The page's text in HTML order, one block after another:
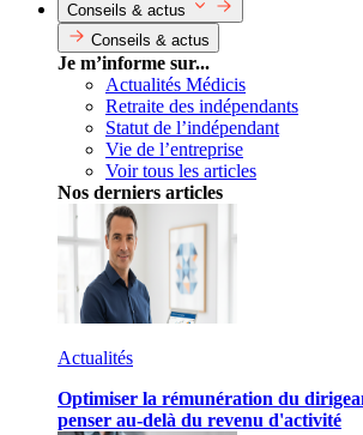
Conseils & actus
Conseils & actus
Je m’informe sur...
Actualités Médicis
Retraite des indépendants
Statut de l’indépendant
Vie de l’entreprise
Voir tous les articles
Nos derniers articles
Actualités
Optimiser la rémunération du
penser au-delà du revenu d'activité